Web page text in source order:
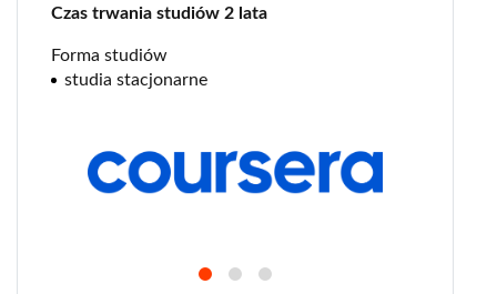
Czas trwania studiów 2 lata
Forma studiów
studia stacjonarne